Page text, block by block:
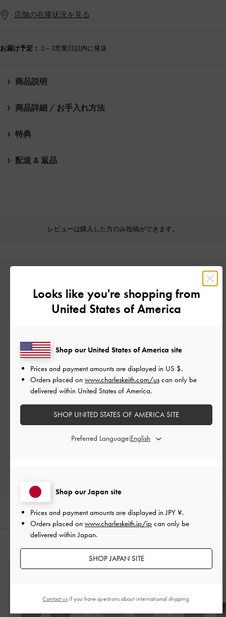
店舗の在庫状況を見る
お届け予定： 2～3営業日以内に発送
商品説明
商品詳細 / お手入れ方法
特典
配送 & 返品
レビューは購入した方のみ投稿ができます。
ご感想をお聞かせください
Let us know what you think
おすすめのアイテム
Looks like you're shopping from
United States of America
Shop our Japan site
Prices and payment amounts are displayed inJPY ¥.
Orders placed on www.charleskeith.jp/jp can only be
delivered within Japan.
SHOP JAPAN SITE
Shop our United States of America site
Prices and payment amounts are displayed in US $.
Orders placed on www.charleskeith.com/us can only be
delivered within United States of America.
SHOP UNITED STATES OF AMERICA SITE
Preferred Language:
Contact usif you have questions about international shipping.